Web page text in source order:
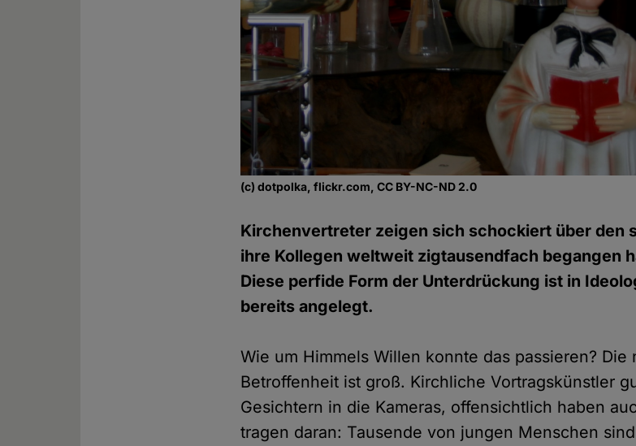
(c) dotpolka, flickr.com, CC BY-NC-ND 2.0
Kirchenvertreter zeigen sich schockiert über den
ihre Kollegen weltweit zigtausendfach begangen
Diese perfide Form der Unterdrückung ist in
bereits angelegt.
Wie um Himmels Willen konnte das passieren? Die
Betroffenheit ist groß. Kirchliche Vortragskünstler
Gesichtern in die Kameras, offensichtlich haben
tragen daran: Tausende von jungen Menschen